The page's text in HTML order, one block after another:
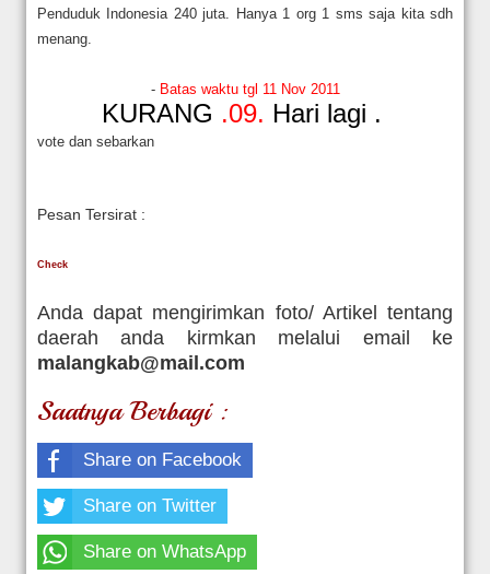
Penduduk Indonesia 240 juta.
Hanya 1 org 1 sms saja kita sdh
menang.
- Batas waktu tgl 11 Nov 2011
KURANG .09. Hari lagi .
vote dan sebarkan
Pesan Tersirat :
Check
Anda dapat mengirimkan foto/ Artikel tentang
daerah anda kirmkan melalui email ke
malangkab@mail.com
Saatnya Berbagi :
Share on Facebook
Share on Twitter
Share on WhatsApp